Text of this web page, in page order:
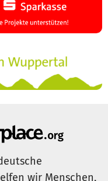
wir Menschen,